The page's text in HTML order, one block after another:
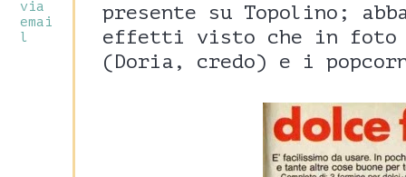
presente su Topolino;
effetti visto che in foto
(Doria, credo) e i